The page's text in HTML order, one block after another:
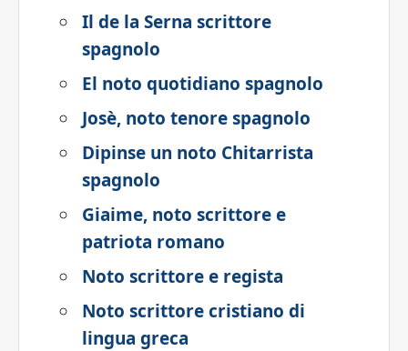
Il de la Serna scrittore
spagnolo
El noto quotidiano spagnolo
Josè, noto tenore spagnolo
Dipinse un noto Chitarrista
spagnolo
Giaime, noto scrittore e
patriota romano
Noto scrittore e regista
Noto scrittore cristiano di
lingua greca